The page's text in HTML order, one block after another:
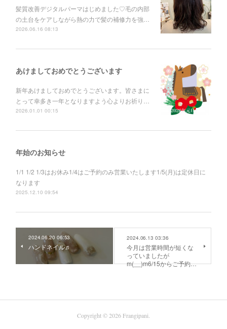
髪質改善デジタルパーマはじめました♡毛の内部
の土台をケアしながら熱の力で髪の補修力を強…
2026.06.16 08:13
あけましておめでとうございます
新年あけましておめでとうございます。皆さまに
とって幸多き一年となりますよう心よりお祈り…
2026.01.01 00:15
年始のお知らせ
1/1 1/2 1/3はお休み1/4はご予約のみ営業いたします1/5(月)は定休日に
なります
2025.12.10 09:54
2024.06.20 06:53
ハンドネイル♬
2024.06.13 03:36
今月は営業時間が短くな
っていましたが
m(__)m6/15からご予約…
Copyright © 2026Frangipani